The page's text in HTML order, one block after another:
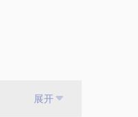
展开